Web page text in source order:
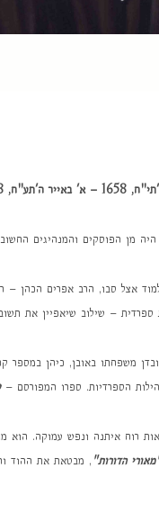
1718)
מן הפוסקים והמנהיגים
אצל סבו, הרב אפרים
– שילוב שיאפיין את
משפחתו באובן, כיהן
הספרדיות. ספרו המפורסם –
רוח איתנה ונפש עמוקה. הוא
מאורי הדורות" , מבטאת את ההוד